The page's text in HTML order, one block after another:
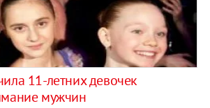
11-летних девочек
мужчин